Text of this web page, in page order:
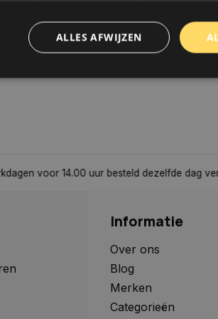
voor 14.00 uur besteld dezelfde dag
Informatie
Over ons
Blog
Merken
Categorieën
ALLES AFWIJZEN
Dit cookie wordt gebruikt
sessie ID wordt gebruikt
consistente
te zorgen dat pagina
worden onthouden van
geen persoonlijke
Deze cookie wordt